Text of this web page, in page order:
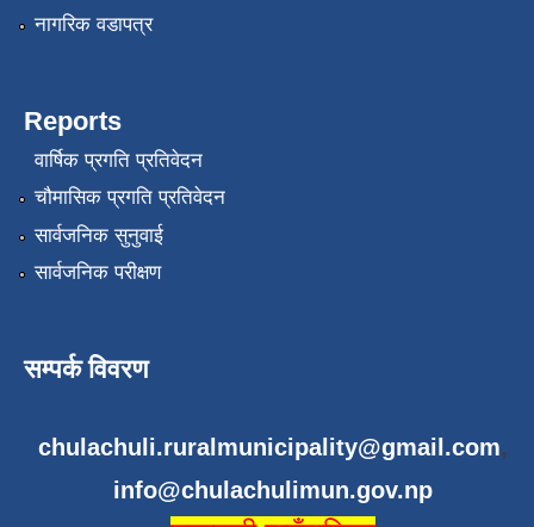
नागरिक वडापत्र
Reports
वार्षिक प्रगति प्रतिवेदन
चौमासिक प्रगति प्रतिवेदन
सार्वजनिक सुनुवाई
सार्वजनिक परीक्षण
सम्पर्क विवरण
chulachuli.ruralmunicipality@gmail.com,
info@chulachulimun.gov.np